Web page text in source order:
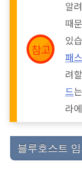
알
때
있
패
려
드
라
블루호스트